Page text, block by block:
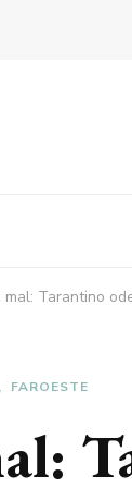
mal: Tarantino
FAROESTE